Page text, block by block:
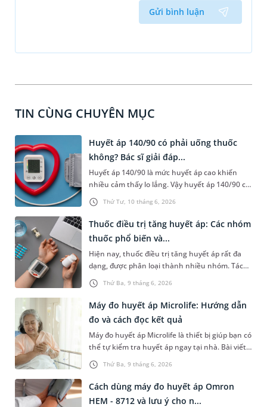
Gửi bình luận
TIN CÙNG CHUYÊN MỤC
Thứ Tư, 10 tháng 6, 2026
Huyết áp 140/90 có phải uống thuốc
không? Bác sĩ giải đáp...
Huyết áp 140/90 là mức huyết áp cao khiến
nhiều cảm thấy lo lắng. Vậy huyết áp 140/90 có
phải uống thuốc không, mức huyết áp này có
nguy hiểm không và phải xử trí như thế nào?
Nội dung bài viết sau sẽ cung cấp những thông
tin liên quan để người đọc hiểu rõ ý nghĩa của
chỉ số này và biết cần làm gì để bảo vệ tốt cho
sức khỏe.
Thứ Ba, 9 tháng 6, 2026
Thuốc điều trị tăng huyết áp: Các nhóm
thuốc phổ biến và...
Hiện nay, thuốc điều trị tăng huyết áp rất đa
dạng, được phân loại thành nhiều nhóm. Tác
dụng chính của những loại thuốc này là giúp
hạ huyết áp, phòng ngừa các biến chứng nguy
hiểm như đột quỵ, nhồi máu cơ tim, suy tim,
suy thận.
Thứ Ba, 9 tháng 6, 2026
Máy đo huyết áp Microlife: Hướng dẫn
đo và cách đọc kết quả
Máy đo huyết áp Microlife là thiết bị giúp bạn có
thể tự kiểm tra huyết áp ngay tại nhà. Bài viết
dưới đây là hướng dẫn sử dụng loại máy này và
cách đọc kết quả chỉ số huyết áp để hiểu rõ về
tình trạng sức khỏe của mình và xử trí kịp thời
nếu có bất thường.
Cách dùng máy đo huyết áp Omron
HEM - 8712 và lưu ý cho n...